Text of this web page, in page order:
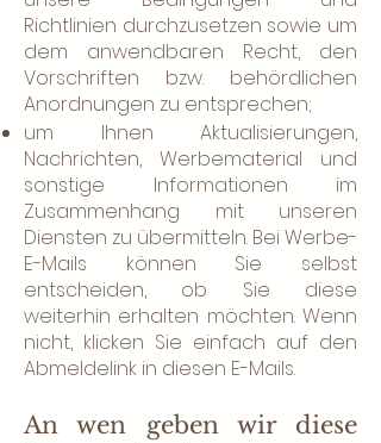
Richtlinien durchzusetzen sowie um
dem anwendbaren Recht, den
Vorschriften bzw. behördlichen
Anordnungen zu entsprechen;
um Ihnen Aktualisierungen,
Nachrichten, Werbematerial und
sonstige Informationen im
Zusammenhang mit unseren
Diensten zu übermitteln. Bei Werbe-
E-Mails können Sie selbst
entscheiden, ob Sie diese
weiterhin erhalten möchten. Wenn
nicht, klicken Sie einfach auf den
Abmeldelink in diesen E-Mails.
An wen geben wir diese